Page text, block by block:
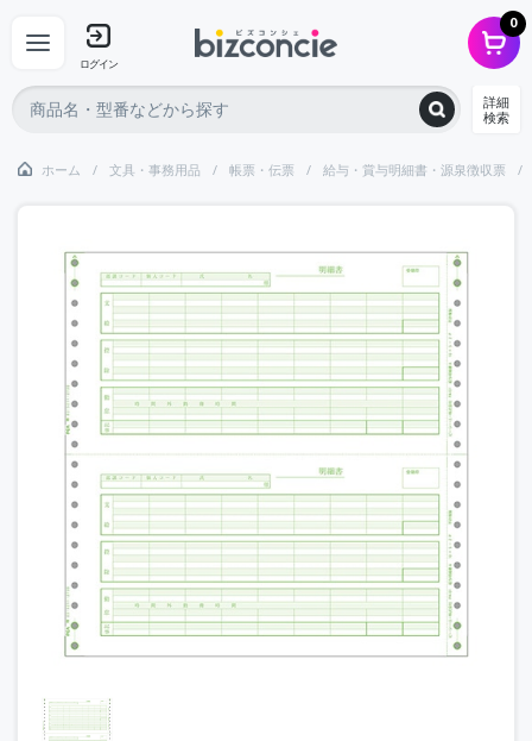
ログイン
0
詳細
検索
ホーム 文具・事務用品 帳票・伝票 給与・賞与明細書・源泉徴収票